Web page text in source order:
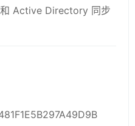
Active Directory 同步